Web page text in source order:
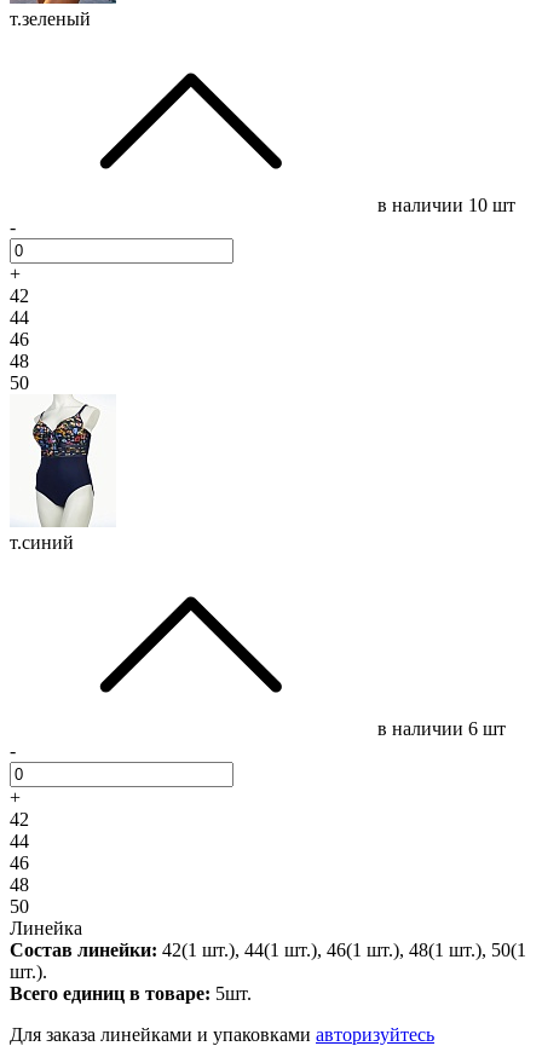
т.зеленый
в наличии 10 шт
-
+
42
44
46
48
50
т.синий
в наличии 6 шт
-
+
42
44
46
48
50
Линейка
Состав линейки: 42(1 шт.), 44(1 шт.), 46(1 шт.), 48(1 шт.), 50(1
шт.).
Всего единиц в товаре: 5шт.
Для заказа линейками и упаковками авторизуйтесь